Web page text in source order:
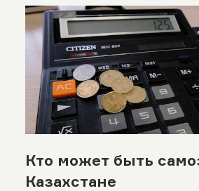
Кто может быть
Казахстане